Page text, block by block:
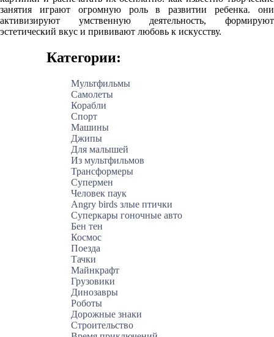
занятия играют огромную роль в развитии ребенка. они
активизируют умственную деятельность, формируют
эстетический вкус и прививают любовь к искусству.
Категории:
Мультфильмы
Самолеты
Корабли
Спорт
Машины
Джипы
Для малышей
Из мультфильмов
Трансформеры
Супермен
Человек паук
Angry birds злые птички
Суперкары гоночные авто
Бен тен
Космос
Поезда
Тачки
Майнкрафт
Грузовики
Динозавры
Роботы
Дорожные знаки
Строительство